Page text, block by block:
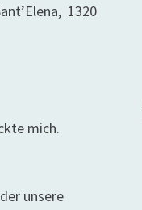
1320
mich.
unsere